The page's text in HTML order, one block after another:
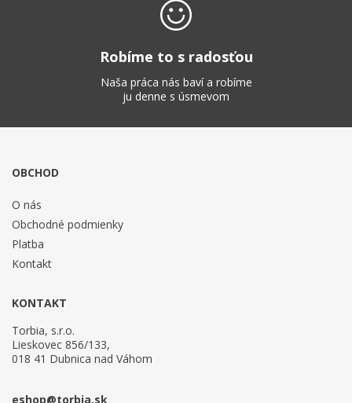
Robíme to s radosťou
Naša práca nás baví a robíme
ju denne s úsmevom
OBCHOD
O nás
Obchodné podmienky
Platba
Kontakt
KONTAKT
Torbia, s.r.o.
Lieskovec 856/133,
018 41 Dubnica nad Váhom
eshop@torbia.sk